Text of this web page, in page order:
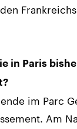
in Paris
im Parc
Am